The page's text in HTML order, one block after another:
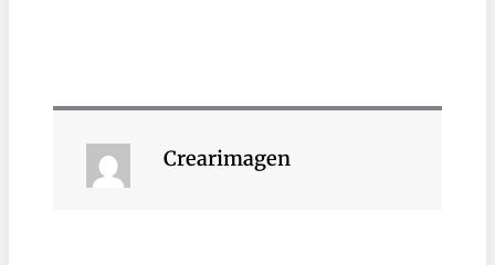
Crearimagen